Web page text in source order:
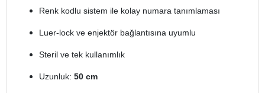
Renk kodlu sistem ile kolay numara tanımlaması
Luer-lock ve enjektör bağlantısına uyumlu
Steril ve tek kullanımlık
Uzunluk: 50 cm